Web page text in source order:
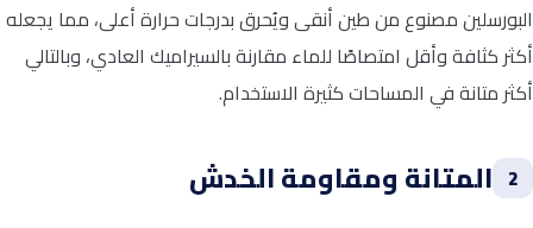
البورسلين مصنوع من طين أنقى ويُحرق بدرجات حرارة أعلى، مما يجعله
أكثر كثافة وأقل امتصاصًا للماء مقارنة بالسيراميك العادي، وبالتالي
أكثر متانة في المساحات كثيرة الاستخدام.
2 المتانة ومقاومة الخدش